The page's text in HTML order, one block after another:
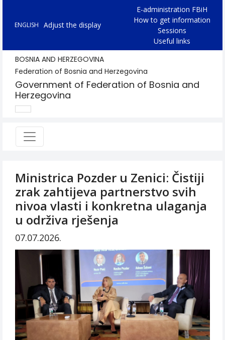
ENGLISH Adjust the display
E-administration FBiH
How to get information
Sessions
Useful links
BOSNIA AND HERZEGOVINA
Federation of Bosnia and Herzegovina
Government of Federation of Bosnia and
Herzegovina
Ministrica Pozder u Zenici: Čistiji
zrak zahtijeva partnerstvo svih
nivoa vlasti i konkretna ulaganja
u održiva rješenja
07.07.2026.